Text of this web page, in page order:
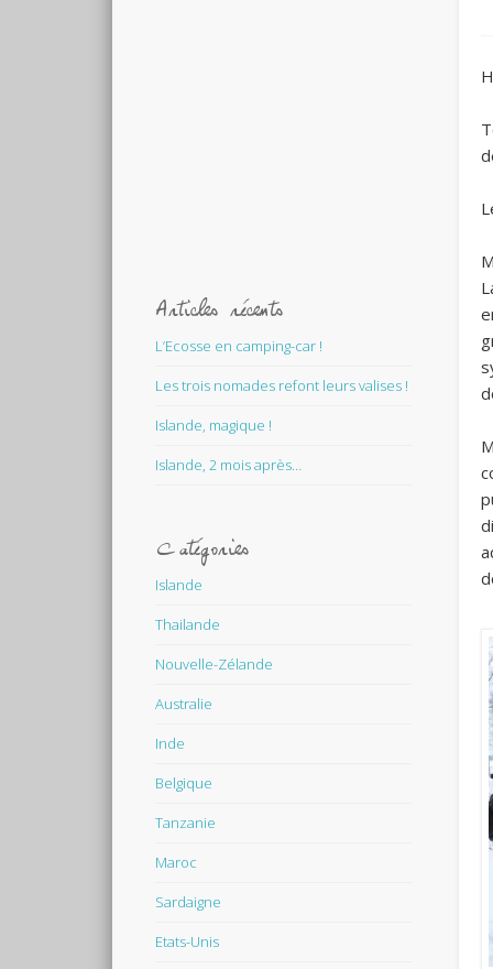
Articles récents
L’Ecosse en camping-car !
Les trois nomades refont leurs valises !
Islande, magique !
Islande, 2 mois après…
Catégories
Islande
Thailande
Nouvelle-Zélande
Australie
Inde
Belgique
Tanzanie
Maroc
Sardaigne
Etats-Unis